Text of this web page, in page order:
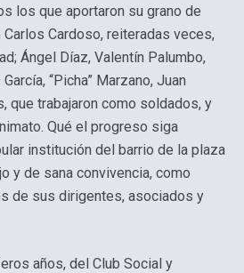
los que aportaron su grano de
Cardoso, reiteradas veces,
Ángel Díaz, Valentín Palumbo,
“Picha” Marzano, Juan
que trabajaron como soldados, y
Qué el progreso siga
institución del barrio de la plaza
y de sana convivencia, como
de sus dirigentes, asociados y
años, del Club Social y